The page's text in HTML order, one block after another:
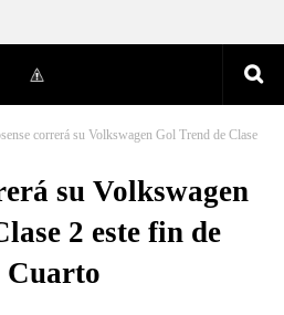
correrá su Volkswagen Gol Trend de Clase
su Volkswagen
2 este fin de
Cuarto